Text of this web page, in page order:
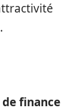
finance